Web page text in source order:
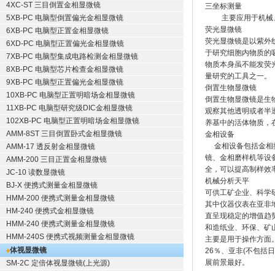
4XC-ST 三目倒置金相显微镜
5XB-PC 电脑型倒置偏光金相显微镜
6XB-PC 电脑型正置金相显微镜
6XD-PC 电脑型正置偏光金相显微镜
7XB-PC 电脑型集成电路检测金相显微镜
8XB-PC 电脑型芯片检查金相显微镜
9XB-PC 电脑型正置偏光金相显微镜
10XB-PC 电脑型正置明暗场金相显微镜
11XB-PC 电脑型研究级DIC金相显微镜
102XB-PC 电脑型正置明暗场金相显微镜
AMM-8ST 三目倒置卧式金相显微镜
AMM-17 透反射金相显微镜
AMM-200 三目正置金相显微镜
JC-10 读数显微镜
BJ-X 便携式测量金相显微镜
HMM-200 便携式测量金相显微镜
HM-240 便携式金相显微镜
HMM-240 便携式测量金相显微镜
HMM-240S 便携式视频测量金相显微镜
体视显微镜
SM-2C 定倍体视显微镜(上光源)
三坐标测量
主要应用于机械、
荧光显微镜
荧光显微镜是以紫外
于研究细胞内物质的
物质本身虽不能发荧
量研究的工具之一。
倒置生物显微镜
倒置生物显微镜是生
观察其他透明或者半
养基中的活体物质，
金相设备
金相设备包括金相
镜、金相磨样机等设
全，可以提高制样效
机械分析天平
可供工矿企业、科学
其中仪器仪表在亚非
直呈现稳定的增值趋
和造纸业、环保、矿
主要是用于操作方面
26％、亚非(不包括
展前景最好。